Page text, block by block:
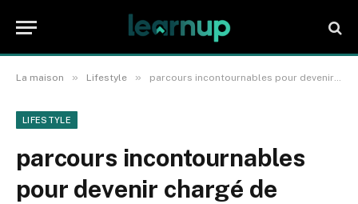
La maison » Lifestyle » parcours incontournables pour devenir chargé de communication
LIFESTYLE
parcours incontournables
pour devenir chargé de